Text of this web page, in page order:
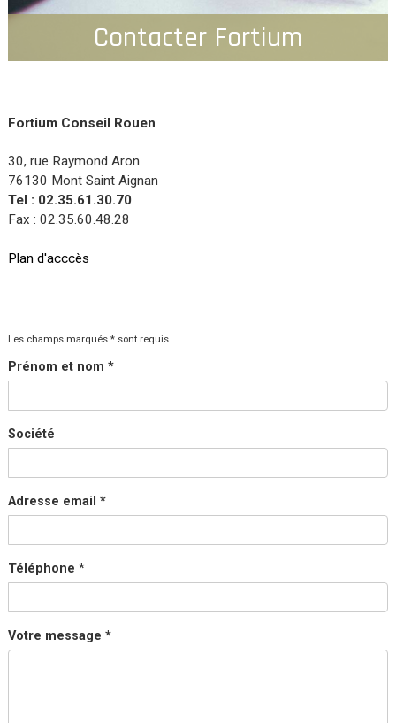
Contacter Fortium
Fortium Conseil Rouen
30, rue Raymond Aron
76130 Mont Saint Aignan
Tel : 02.35.61.30.70
Fax : 02.35.60.48.28
Plan d'acccès
Les champs marqués * sont requis.
Prénom et nom *
Société
Adresse email *
Téléphone *
Votre message *